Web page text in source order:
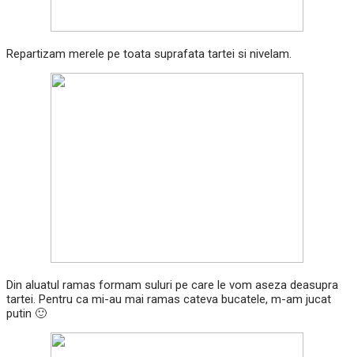
Repartizam merele pe toata suprafata tartei si nivelam.
Din aluatul ramas formam suluri pe care le vom aseza deasupra
tartei. Pentru ca mi-au mai ramas cateva bucatele, m-am jucat
putin 🙂